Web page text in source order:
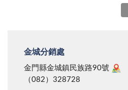
金城分銷處
金門縣金城鎮民族路90號
（082）328728